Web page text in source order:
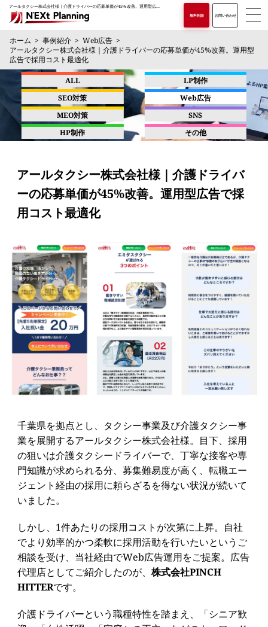
アールタクシー株式会社様｜介護ドライバーの応募単価が45%改善。運用型広告で採用コスト最適化
無料相談 お問い合わせ
ホーム 事例紹介
Web広告
アールタクシー株式会社様｜介護ドライバーの応募単価が45%改善。運用型
広告で採用コスト最適化
ALL
SEO対策
MEO対策
HP制作
LP制作
Web広告
SNS
その他
アールタクシー株式会社様｜介護ドライバ
ーの応募単価が45%改善。運用型広告で採
用コスト最適化
千葉県を拠点とし、タクシー事業及び介護タクシー事
業を展開するアールタクシー株式会社様。目下、採用
の狙いは介護タクシードライバーで、丁寧な接客や専
門知識が求められる分、募集難易度が高く、転職エー
ジェント経由の採用に頼らざるを得ない状況が続いて
いました。
しかし、1件あたりの採用コストが次第に上昇。自社
でより効率的かつ柔軟に採用活動を行いたいというご
相談を受け、当社経由でWeb広告運用をご提案。広告
代理店としてご紹介したのが、 株式会社PINCH
HITTERです。
介護ドライバーという職種特性を踏まえ、「シニア歓